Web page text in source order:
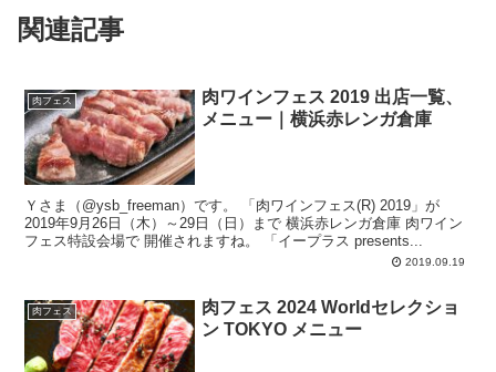
関連記事
肉フェス
肉ワインフェス 2019 出店一覧、
メニュー｜横浜赤レンガ倉庫
Ｙさま（@ysb_freeman）です。 「肉ワインフェス(R) 2019」が
2019年9月26日（木）～29日（日）まで 横浜赤レンガ倉庫 肉ワイン
フェス特設会場で 開催されますね。 「イープラス presents...
2019.09.19
肉フェス
肉フェス 2024 Worldセレクショ
ン TOKYO メニュー